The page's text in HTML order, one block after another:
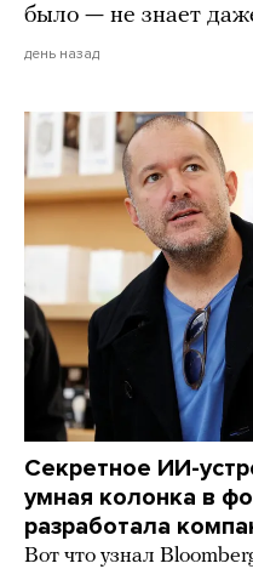
было — не знает
день назад
Секретное ИИ-
умная колонка в
разработала
Вот что узнал